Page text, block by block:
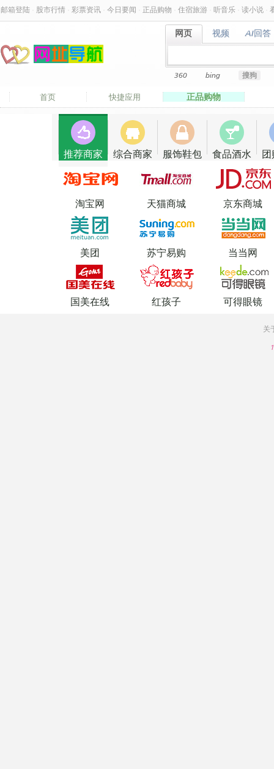
邮箱登陆 股市行情 彩票资讯 今日要闻 正品购物 住宿旅游 听音乐 读小说
网页
网页 视频
视频 AI回答
AI回答
360 bing 搜狗
首页 快捷应用 正品购物
推荐商家 综合商家 服饰鞋包 食品酒水
淘宝网 天猫商城 京东商城
美团 苏宁易购 当当网
国美在线 红孩子 可得眼镜
关